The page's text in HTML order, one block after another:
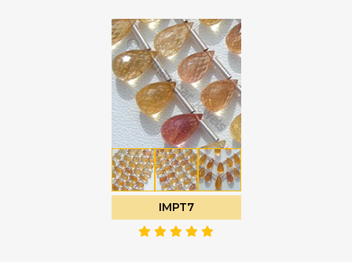
IMPT7